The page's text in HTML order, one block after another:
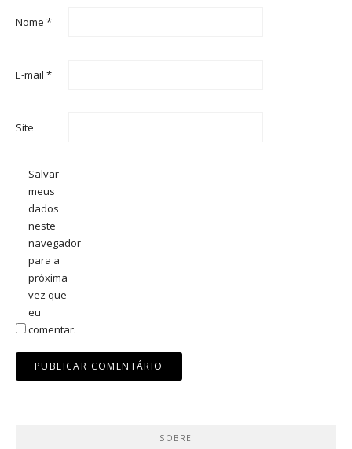
Nome *
E-mail *
Site
Salvar
meus
dados
neste
navegador
para a
próxima
vez que
eu
comentar.
SOBRE